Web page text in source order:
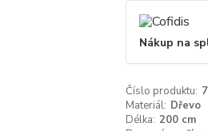
Nákup na
Číslo produktu:
Materiál: Dřevo
Délka: 200 cm